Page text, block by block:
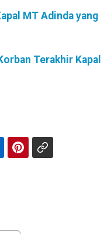
MT Adinda yang
Terakhir Kapal